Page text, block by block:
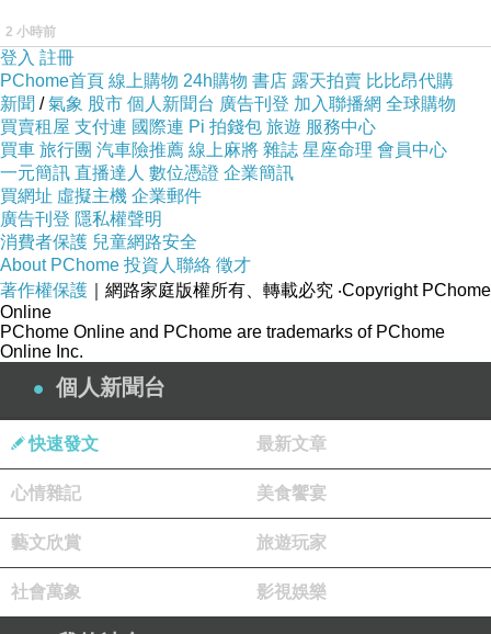
2 小時前
登入 註冊
PChome首頁 線上購物 24h購物 書店 露天拍賣 比比昂代購
新聞 /氣象 股市 個人新聞台 廣告刊登 加入聯播網 全球購物
買賣租屋 支付連 國際連 Pi 拍錢包 旅遊 服務中心
買車 旅行團 汽車險推薦 線上麻將 雜誌 星座命理 會員中心
一元簡訊 直播達人 數位憑證 企業簡訊
買網址 虛擬主機 企業郵件
廣告刊登 隱私權聲明
消費者保護 兒童網路安全
About PChome 投資人聯絡 徵才
著作權保護 ｜網路家庭版權所有、轉載必究 ‧Copyright PChome
Online
PChome Online and PChome are trademarks of PChome
Online Inc.
個人新聞台
快速發文 最新文章
心情雜記 美食饗宴
藝文欣賞 旅遊玩家
社會萬象 影視娛樂